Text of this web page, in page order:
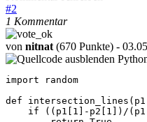
#2
1 Kommentar
von nitnat (670 Punkte) -
import random
def
if ((p1[1]-p2[1])/